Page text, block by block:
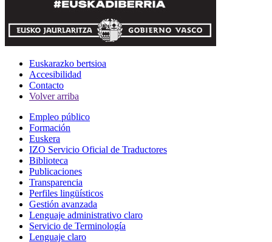
Euskarazko bertsioa
Accesibilidad
Contacto
Volver arriba
Empleo público
Formación
Euskera
IZO Servicio Oficial de Traductores
Biblioteca
Publicaciones
Transparencia
Perfiles lingüísticos
Gestión avanzada
Lenguaje administrativo claro
Servicio de Terminología
Lenguaje claro